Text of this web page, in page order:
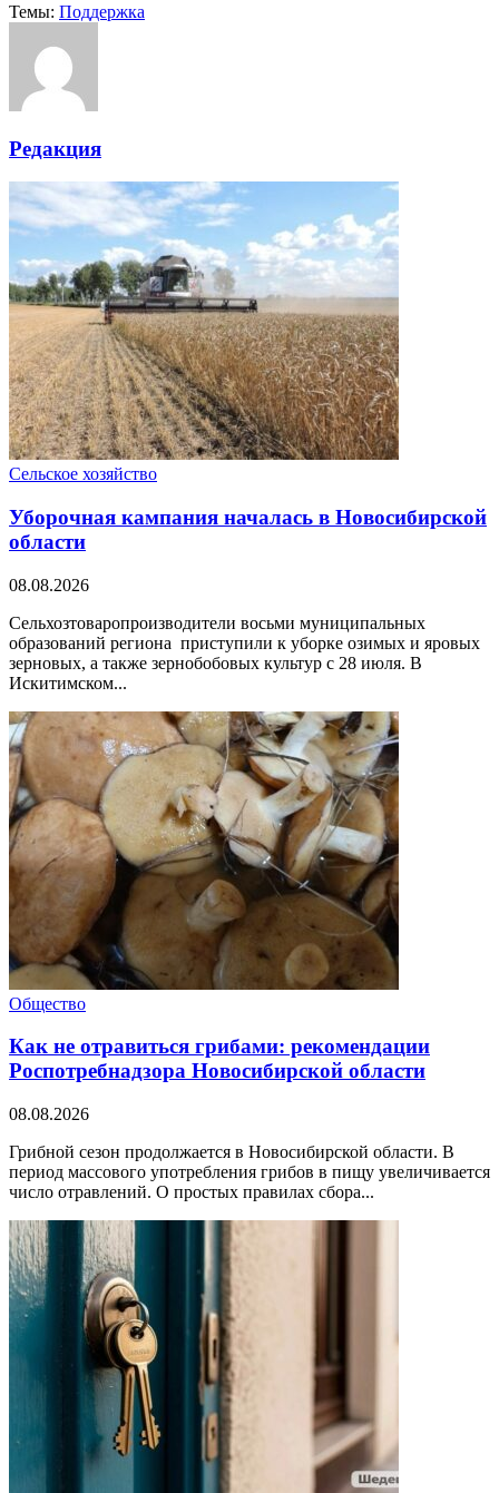
Темы: Поддержка
Редакция
Сельское хозяйство
Уборочная кампания началась в Новосибирской
области
08.08.2026
Сельхозтоваропроизводители восьми муниципальных
образований региона приступили к уборке озимых и яровых
зерновых, а также зернобобовых культур с 28 июля. В
Искитимском...
Общество
Как не отравиться грибами: рекомендации
Роспотребнадзора Новосибирской области
08.08.2026
Грибной сезон продолжается в Новосибирской области. В
период массового употребления грибов в пищу увеличивается
число отравлений. О простых правилах сбора...